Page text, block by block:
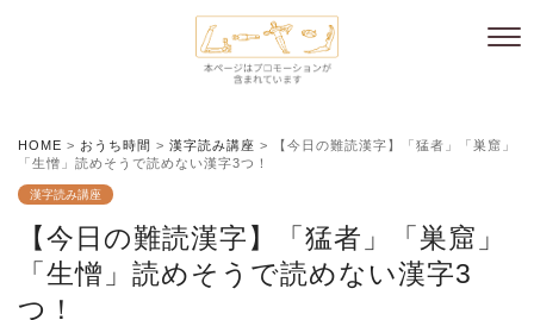
HOME > おうち時間 > 漢字読み講座 >
【今日の難読漢字】「猛者」「巣窟」
「生憎」読めそうで読めない漢字3つ！
漢字読み講座
【今日の難読漢字】「猛者」「巣窟」
「生憎」読めそうで読めない漢字3
つ！